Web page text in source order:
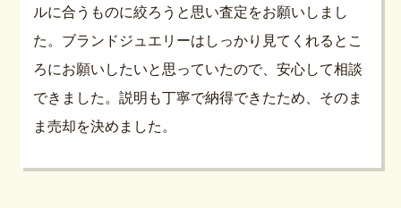
ルに合うものに絞ろうと思い査定をお願いしまし
た。ブランドジュエリーはしっかり見てくれるとこ
ろにお願いしたいと思っていたので、安心して相談
できました。説明も丁寧で納得できたため、そのま
ま売却を決めました。